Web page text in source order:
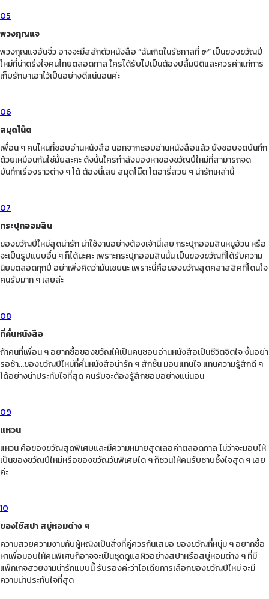
05
พวงกุญแจ
พวงกุญแจอันจิ๋ว อาจจะมีสลักตัวหนังสือ “ฉันเกิดในรัชกาลที่ ๙” เป็นของขวัญปี
ใหม่ที่น่าตรึงใจคนไทยตลอดกาล ใครได้รับไปเป็นต้องปลื้มปิติและควรค่าแก่การ
เก็บรักษาเอาไว้เป็นอย่างดีแน่นอนค่ะ
06
สมุดโน๊ต
เพื่อน ๆ คนไหนที่ชอบอ่านหนังสือ นอกจากชอบอ่านหนังสือแล้ว ยังชอบจดบันทึก
ด้วยเหมือนกันใช่มั้ยละคะ ดังนั้นใครกำลังมองหาของขวัญปีใหม่ที่สามารถจด
บันทึกเรื่องราวต่าง ๆ ได้ ต้องนี่เลย สมุดโน๊ต ไดอารี่สวย ๆ น่ารักเหล่านี้
07
กระปุกออมสิน
ของขวัญปีใหม่สุดน่ารัก น่าใช้งานอย่างต้องเจ้านี่เลย กระปุกออมสินหมูอ้วน หรือ
จะเป็นรูปแบบอื่น ๆ ก็ได้นะคะ เพราะกระปุกออมสินนั้น เป็นของขวัญที่ได้รับความ
นิยมตลอดทุกปี อย่าเพิ่งคิดว่ามันเชยนะ เพราะนี่คือของขวัญสุดคลาสสิคที่โดนใจ
คนรับมาก ๆ เลยล่ะ
08
ที่คั่นหนังสือ
ถ้าคนที่เพื่อน ๆ อยากซื้อของขวัญให้เป็นคนชอบอ่านหนังสือเป็นชีวิตจิตใจ งั้นอย่า
รอช้า...ของขวัญปีใหม่ที่คั่นหนังสือน่ารัก ๆ สักชิ้น มอบแทนใจ แทนความรู้สึกดี ๆ
ได้อย่างน่าประทับใจที่สุด คนรับจะต้องรู้สึกชอบอย่างแน่นอน
09
แหวน
แหวน คือของขวัญสุดพิเศษและมีความหมายสุดเลอค่าตลอดกาล ไม่ว่าจะมอบให้
เป็นของขวัญปีใหม่หรือของขวัญวันพิเศษใด ๆ ก็ชวนให้คนรับซาบซึ้งใจสุด ๆ เลย
ค่ะ
10
ของใช้สปา สบู่หอมต่าง ๆ
ความสวยความงามกับผู้หญิงเป็นสิ่งที่คู่ควรกันเสมอ ของขวัญที่หนุ่ม ๆ อยากซื้อ
หาเพื่อมอบให้คนพิเศษก็อาจจะเป็นชุดดูแลผิวอย่างสปาหรือสบู่หอมต่าง ๆ ที่มี
แพ็กเกจสวยงามน่ารักแบบนี้ รับรองค่ะว่าไอเดียการเลือกของขวัญปีใหม่ จะมี
ความน่าประทับใจที่สุด